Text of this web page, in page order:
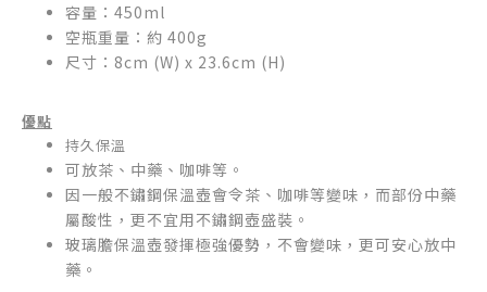
容量：450ml
空瓶重量：約 400g
尺寸：8cm (W) x 23.6cm (H)
優點
持久保溫
可放茶、中藥、咖啡等。
因一般不鏽鋼保溫壺會令茶、咖啡等變味，而部份中藥
屬酸性，更不宜用不鏽鋼壺盛裝。
玻璃膽保溫壺發揮極強優勢，不會變味，更可安心放中
藥。